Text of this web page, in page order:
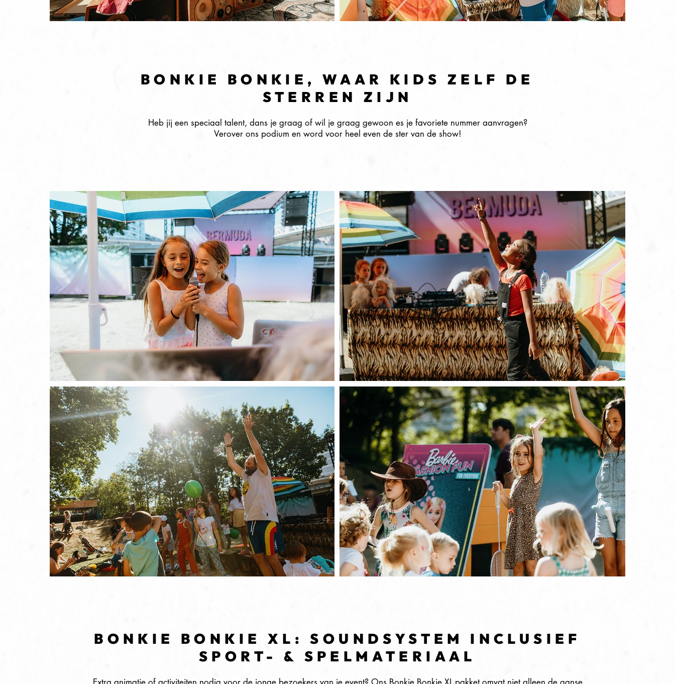
BONKIE BONKIE, WAAR KIDS ZELF DE
STERREN ZIJN
Heb jij een speciaal talent, dans je graag of wil je graag gewoon es je favoriete nummer aanvragen?
Verover ons podium en word voor heel even de ster van de show!
BONKIE BONKIE XL: SOUNDSYSTEM INCLUSIEF
SPORT- & SPELMATERIAAL